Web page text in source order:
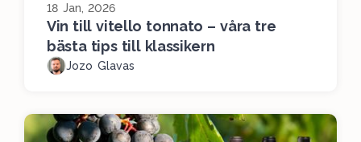
18 Jan, 2026
Vin till vitello tonnato – våra tre
bästa tips till klassikern
Jozo Glavas